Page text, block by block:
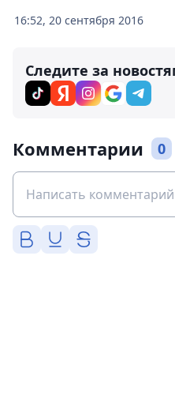
16:52, 20 сентября 2016
Следите за
Комментарии 0